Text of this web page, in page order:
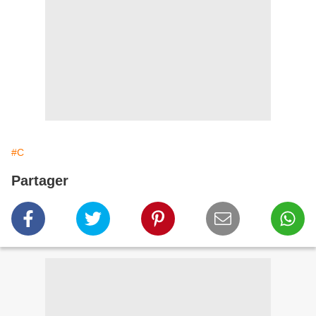
#C
Partager